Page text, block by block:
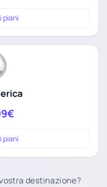
piani
piani
destinazione?